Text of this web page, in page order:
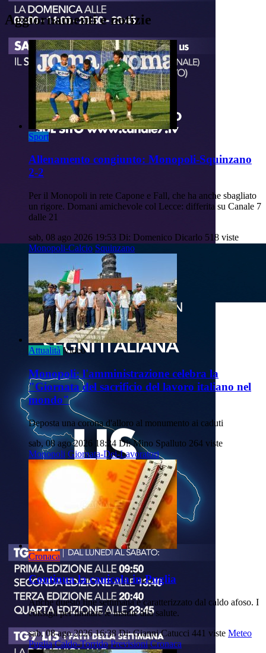
Aggiornamenti e notizie
Sport
Allenamento congiunto: Monopoli-Squinzano
2-2
Per il Monopoli in rete Capone e Fall, che ha anche sbagliato
un rigore. Domani amichevole col Lecce: differita su Canale 7
dalle 21
sab, 08 ago 2026 19:53 Di: Domenico Dicarlo 518 viste
Monopoli-Calcio Squinzano
Attualità Video
Monopoli: l'amministrazione celebra la
"Giornata del sacrificio del lavoro italiano nel
mondo"
Deposta una corona d'alloro al monumento ai caduti
sab, 08 ago 2026 18:24 Di: Mino Spalluto 264 viste
Monopoli Giornata-Dei-Lavoratori
Cronaca
Continua la canicola in Puglia
Anche questo fine settimana è caratterizzato dal caldo afoso. I
consigli per limitare le insidie alla salute.
sab, 08 ago 2026 16:38 Di: Gianni Catucci 441 viste Meteo
Puglia Caldo-Torrido Previsioni Cronaca